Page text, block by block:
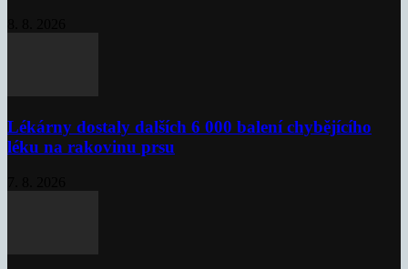
Lékárny dostaly dalších 6 000 balení chybějícího
léku na rakovinu prsu